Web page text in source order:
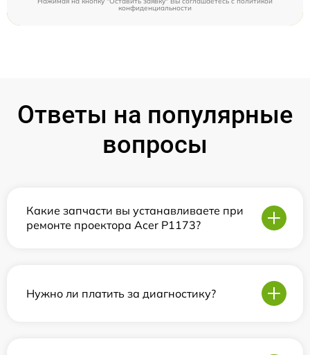
конфиденциальности
Ответы на популярные
вопросы
Какие запчасти вы устанавливаете при
ремонте проектора Acer P1173?
Нужно ли платить за диагностику?